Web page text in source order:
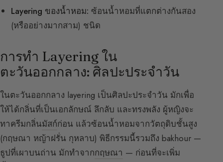
Layering ของน้ำหอม: ซ้อนน้ำหอมที่แตกต่างกันสอง
(หรืออย่างมากสาม) ชนิด
การทำ Layering ใน
ตะวันออกกลาง: ศิลปะประจำวัน
ในตะวันออกกลาง layering เป็นศิลปะประจำวัน มักเพื่อ
ให้ได้กลิ่นที่เป็นเอกลักษณ์ ลึกลับ และทรงพลัง ผู้หญิงจะ
ทาครีมกลิ่นมัสก์ก่อน แล้วซ้อนน้ำหอมจากวัตถุดิบชั้นสูง
(กฤษณา หญ้าฝรั่น กุหลาบ) พิธีกรรมนี้รวมถึง bakhour —
ธูปที่เผาบนถ่าน มักทำจากกฤษณา — ก่อนที่จะเพิ่ม